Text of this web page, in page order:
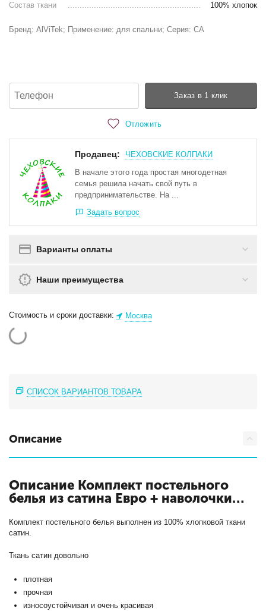
Состав ткани
100% хлопок
Бренд: AlViTek; Применение: для спальни; Серия: СА
Заказ в 1 клик
Отложить
Продавец:
ЧЕХОВСКИЕ КОЛПАКИ
В начале этого года простая многодетная
семья решила начать свой путь в
предпринимательстве. На ...
Задать вопрос
Варианты оплаты
Наши преимущества
Стоимость и сроки доставки: Москва
СПИСОК ВАРИАНТОВ ТОВАРА
Описание
Описание Комплект постельного
белья из сатина Евро + наволочки
АльВиТек-CA-6-080
Комплект постельного белья выполнен из 100% хлопковой ткани
сатин.
Ткань сатин довольно
плотная
прочная
износоустойчивая и очень красивая